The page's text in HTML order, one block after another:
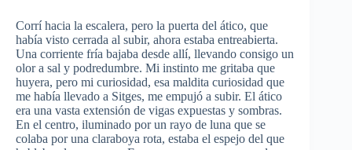
Corrí hacia la escalera, pero la puerta del ático, que
había visto cerrada al subir, ahora estaba entreabierta.
Una corriente fría bajaba desde allí, llevando consigo un
olor a sal y podredumbre. Mi instinto me gritaba que
huyera, pero mi curiosidad, esa maldita curiosidad que
me había llevado a Sitges, me empujó a subir. El ático
era una vasta extensión de vigas expuestas y sombras.
En el centro, iluminado por un rayo de luna que se
colaba por una claraboya rota, estaba el espejo del que